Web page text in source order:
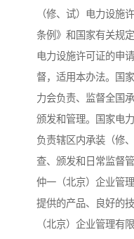
（修、试）电力设施
条例》和国家有关规
电力设施许可证的申
督，适用本办法。国
力会负责、监督全国
颁发和管理。国家电
负责辖区内承装（修
查、颁发和日常监督管
仲一（北京）企业管
提供的产品、良好的
（北京）企业管理有